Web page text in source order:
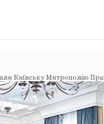
Київську Митрополію